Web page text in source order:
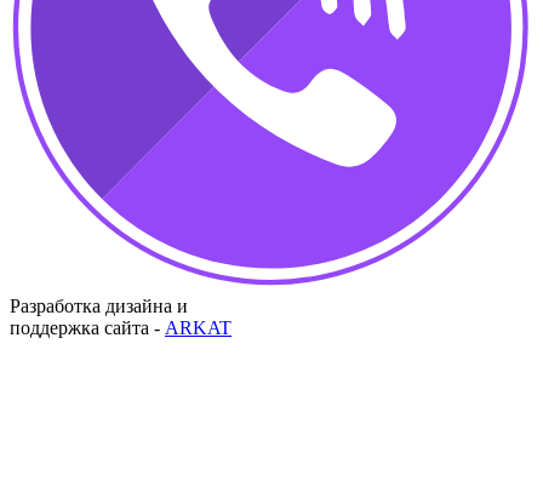
Разработка дизайна и
поддержка сайта - ARKAT